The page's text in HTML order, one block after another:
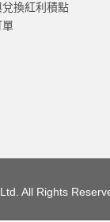
換紅利積點
All Rights